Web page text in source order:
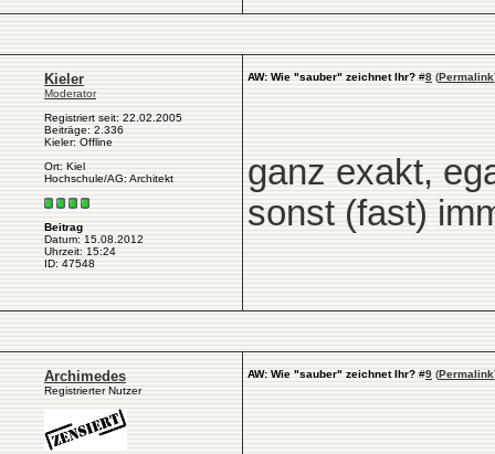
Kieler
Moderator
Registriert seit: 22.02.2005
Beiträge: 2.336
Kieler: Offline
Ort: Kiel
Hochschule/AG: Architekt
Beitrag
Datum: 15.08.2012
Uhrzeit: 15:24
ID: 47548
AW: Wie "sauber" zeichnet Ihr? #8 (Permalink
ganz exakt,
sonst (fast)
Archimedes
Registrierter Nutzer
AW: Wie "sauber" zeichnet Ihr? #9 (Permalink